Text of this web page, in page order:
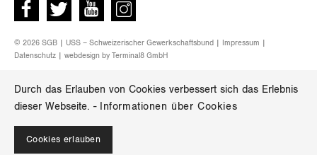
Durch das Erlauben von Cookies verbessert sich das Erlebnis
dieser Webseite. - Informationen über Cookies
Cookies erlauben
Facebook Twitter Youtube instagram
© 2026 SGB | USS – Schweizerischer Gewerkschaftsbund | Impressum
Datenschutz | webdesign by Terminal8 GmbH